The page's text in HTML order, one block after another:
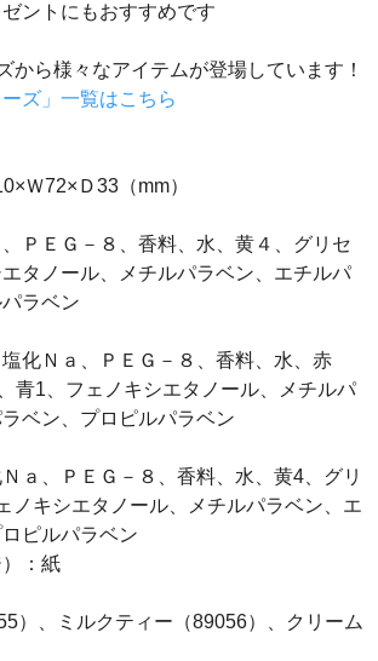
ントにもおすすめです
から様々なアイテムが登場しています！
ーズ」一覧はこちら
Ｗ72×Ｄ33（mm）
、ＰＥＧ－８、香料、水、黄４、グリセ
タノール、メチルパラベン、エチルパ
ラベン
塩化Ｎａ、ＰＥＧ－８、香料、水、赤
青1、フェノキシエタノール、メチルパ
ベン、プロピルパラベン
Ｎａ、ＰＥＧ－８、香料、水、黄4、グリ
ノキシエタノール、メチルパラベン、エ
ピルパラベン
：紙
）、ミルクティー（89056）、クリーム